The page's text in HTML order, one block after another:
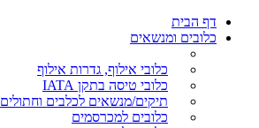
דף הבית
כלובים ומנשאים
כלובי אילוף, גדרות אילוף
כלובי טיסה בתקן IATA
תיקים/מנשאים לכלבים וחתולים
כלובים למכרסמים